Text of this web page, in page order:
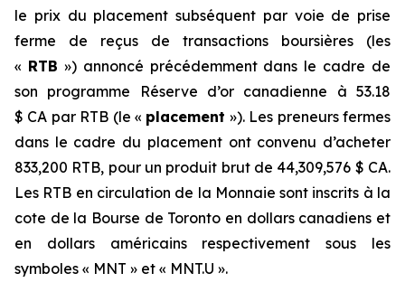
le prix du placement subséquent par voie de prise
ferme de reçus de transactions boursières (les
« RTB ») annoncé précédemment dans le cadre de
son programme Réserve d’or canadienne à 53.18
$ CA par RTB (le « placement »). Les preneurs fermes
dans le cadre du placement ont convenu d’acheter
833,200 RTB, pour un produit brut de 44,309,576 $ CA.
Les RTB en circulation de la Monnaie sont inscrits à la
cote de la Bourse de Toronto en dollars canadiens et
en dollars américains respectivement sous les
symboles « MNT » et « MNT.U ».